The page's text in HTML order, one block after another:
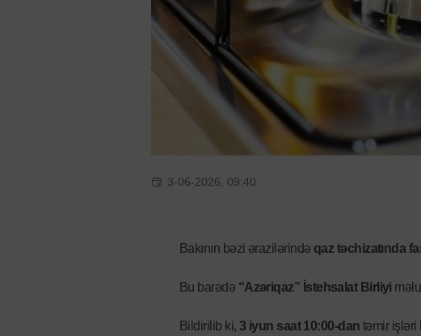
3-06-2026, 09:40
Bakının bəzi ərazilərində qaz təchizatında
Bu barədə “Azəriqaz” İstehsalat Birliyi
Bildirilib ki, 3 iyun saat 10:00-dan təmir işləri